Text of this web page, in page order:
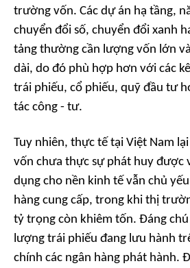
trường vốn. Các dự án hạ tầng,
chuyển đổi số, chuyển đổi xanh
tảng thường cần lượng vốn lớn
dài, do đó phù hợp hơn với các
trái phiếu, cổ phiếu, quỹ đầu tư
tác công - tư.
Tuy nhiên, thực tế tại Việt Nam
vốn chưa thực sự phát huy được
dụng cho nền kinh tế vẫn chủ
hàng cung cấp, trong khi thị
tỷ trọng còn khiêm tốn. Đáng
lượng trái phiếu đang lưu hành
chính các ngân hàng phát hành.